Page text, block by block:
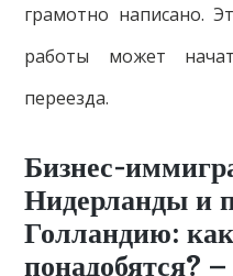
грамотно написано.
работы может
переезда.
Бизнес-
Нидерланды и
Голландию:
понадобятся?